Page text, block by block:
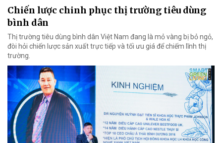
Chiến lược chinh phục thị trường tiêu dùng
bình dân
Thị trường tiêu dùng bình dân Việt Nam đang là mỏ vàng bị bỏ ngỏ,
đòi hỏi chiến lược sản xuất trực tiếp và tối ưu giá để chiếm lĩnh thị
trường.